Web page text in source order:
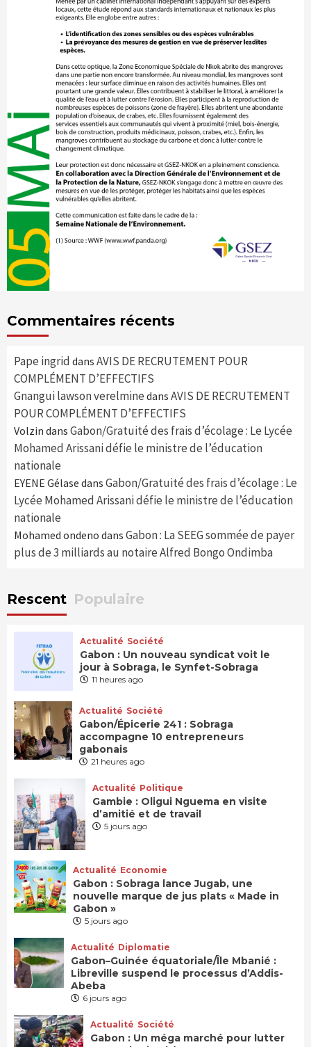
Commentaires récents
Pape ingrid dans AVIS DE RECRUTEMENT POUR
COMPLÉMENT D’EFFECTIFS
Gnangui lawson verelmine dans AVIS DE RECRUTEMENT
POUR COMPLÉMENT D’EFFECTIFS
Volzin dans Gabon/Gratuité des frais d’écolage : Le Lycée
Mohamed Arissani défie le ministre de l’éducation
nationale
EYENE Gélase dans Gabon/Gratuité des frais d’écolage : Le
Lycée Mohamed Arissani défie le ministre de l’éducation
nationale
Mohamed ondeno dans Gabon : La SEEG sommée de payer
plus de 3 milliards au notaire Alfred Bongo Ondimba
Rescent Populaire
Actualité Société
Gabon : Un nouveau syndicat voit le
jour à Sobraga, le Synfet-Sobraga
11 heures ago
Actualité Société
Gabon/Épicerie 241 : Sobraga
accompagne 10 entrepreneurs
gabonais
21 heures ago
Actualité Politique
Gambie : Oligui Nguema en visite
d’amitié et de travail
5 jours ago
Actualité Economie
Gabon : Sobraga lance Jugab, une
nouvelle marque de jus plats « Made in
Gabon »
5 jours ago
Actualité Diplomatie
Gabon–Guinée équatoriale/Île Mbanié :
Libreville suspend le processus d’Addis-
Abeba
6 jours ago
Actualité Société
Gabon : Un méga marché pour lutter